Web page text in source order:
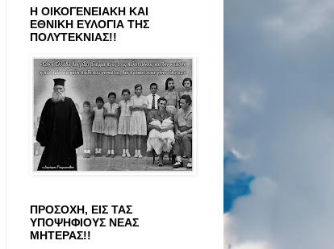
Η ΟΙΚΟΓΕΝΕΙΑΚΗ ΚΑΙ
ΕΘΝΙΚΗ ΕΥΛΟΓΙΑ ΤΗΣ
ΠΟΛΥΤΕΚΝΙΑΣ!!
ΠΡΟΣΟΧΗ, ΕΙΣ ΤΑΣ
ΥΠΟΨΗΦΙΟΥΣ ΝΕΑΣ
ΜΗΤΕΡΑΣ!!